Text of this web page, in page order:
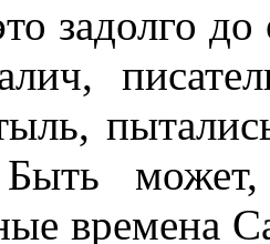
задолго
времена